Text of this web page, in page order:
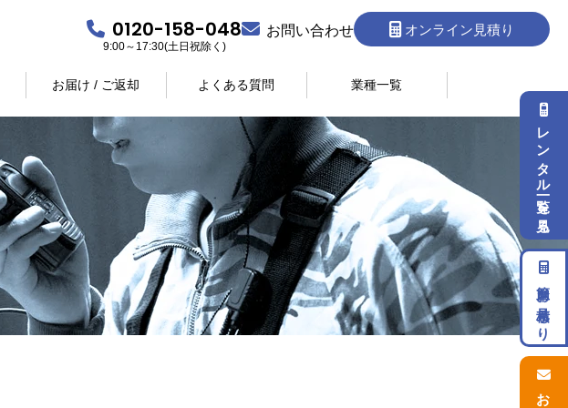
0120-158-048
9:00～17:30(土日祝除く)
お問い合わせ オンライン見積り
お届け / ご返却 よくある質問 業種一覧
レンタル一覧を見る
簡単お見積もり